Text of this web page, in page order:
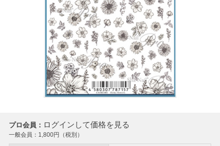
プロ会員： ログインして価格を見る
一般会員： 1,800円（税別）